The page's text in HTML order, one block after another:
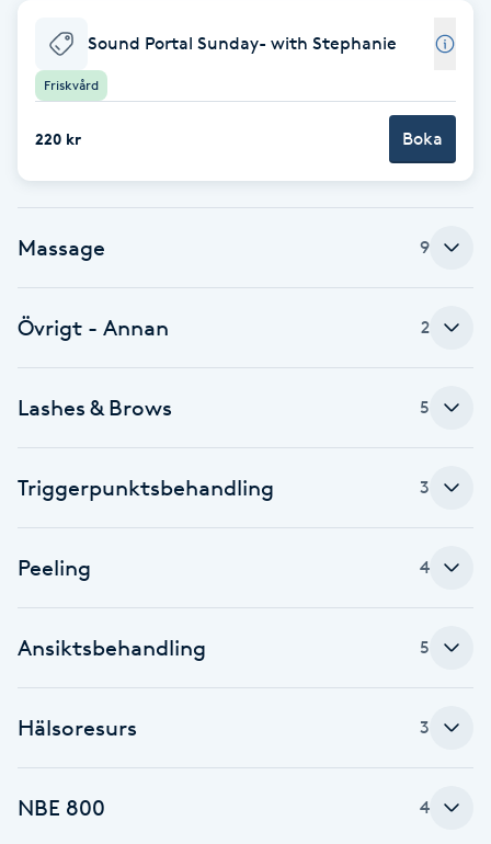
Babylights
Balayage
Barnklippning
Blowout
Brynformning
Brynplockning
Celluliter
Sound Portal Sunday- with Stephanie
Friskvård
220 kr Boka
Massage 9
Övrigt - Annan 2
Lashes & Brows 5
Triggerpunktsbehandling 3
Peeling 4
Ansiktsbehandling 5
Hälsoresurs 3
NBE 800 4